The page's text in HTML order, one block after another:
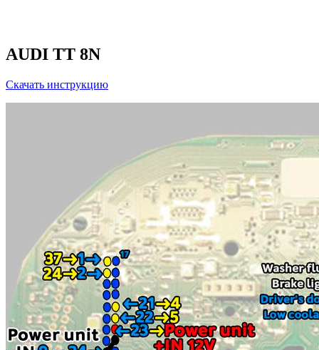
AUDI TT 8N
Скачать инструкцию